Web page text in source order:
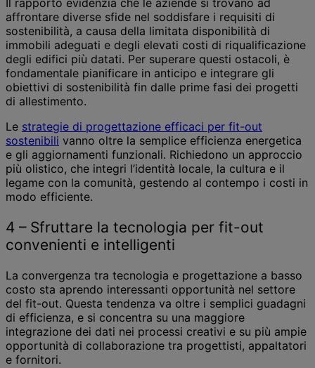
Il rapporto evidenzia che le aziende si trovano ad
affrontare diverse sfide nel soddisfare i requisiti di
sostenibilità, a causa della limitata disponibilità di
immobili adeguati e degli elevati costi di riqualificazione
degli edifici più datati. Per superare questi ostacoli, è
fondamentale pianificare in anticipo e integrare gli
obiettivi di sostenibilità fin dalle prime fasi dei progetti
di allestimento.
Le strategie di progettazione efficaci per fit-out
sostenibili vanno oltre la semplice efficienza energetica
e gli aggiornamenti funzionali. Richiedono un approccio
più olistico, che integri l’identità locale, la cultura e il
legame con la comunità, gestendo al contempo i costi in
modo efficiente.
4 – Sfruttare la tecnologia per fit-out
convenienti e intelligenti
La convergenza tra tecnologia e progettazione a basso
costo sta aprendo interessanti opportunità nel settore
del fit-out. Questa tendenza va oltre i semplici guadagni
di efficienza, e si concentra su una maggiore
integrazione dei dati nei processi creativi e su più ampie
opportunità di collaborazione tra progettisti, appaltatori
e fornitori.